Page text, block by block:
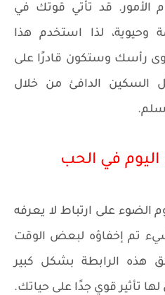
الأمور. قد تأتي قوتك في
وحيوية، لذا استخدم هذا
رأسك وستكون قادرًا على
السكين الدافئ من خلال
في الحب
الضوء على ارتباط لا يعرفه
تم إخفاؤه لبعض الوقت
هذه الرابطة بشكل كبير
لها تأثير قوي جدًا على حياتك.